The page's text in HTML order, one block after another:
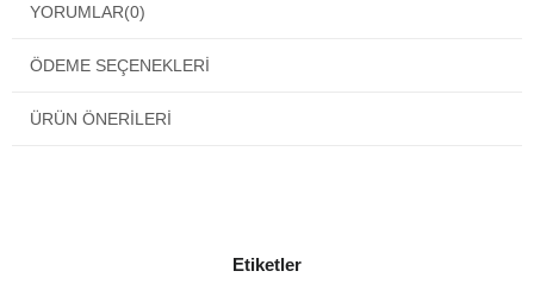
YORUMLAR(0)
ÖDEME SEÇENEKLERI
ÜRÜN ÖNERILERI
Etiketler